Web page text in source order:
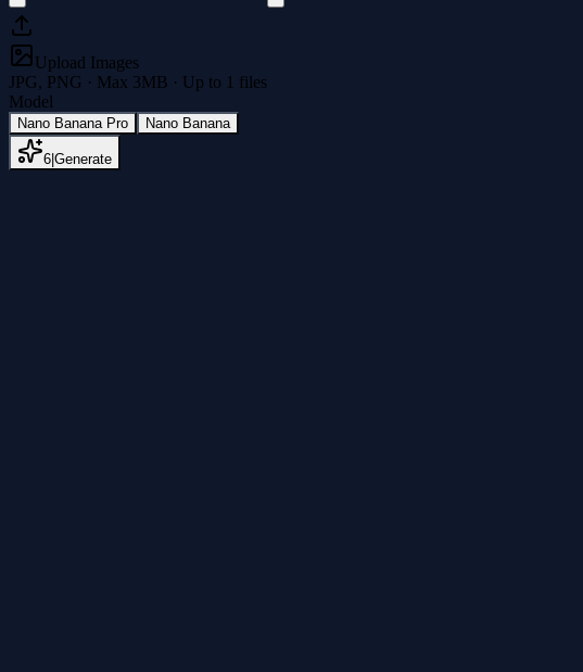
Upload Images
JPG, PNG · Max 3MB · Up to 1 files
Model
Nano Banana Pro Nano Banana
6|Generate